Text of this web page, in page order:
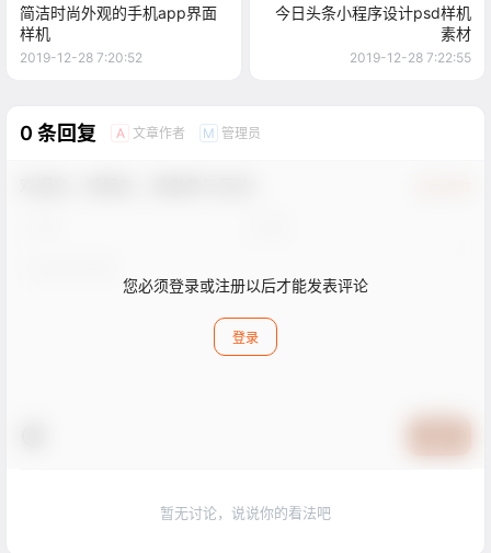
简洁时尚外观的手机app界面
样机
2019-12-28 7:20:52
今日头条小程序设计psd样机
素材
2019-12-28 7:22:55
0 条回复 A 文章作者 M 管理员
您必须登录或注册以后才能发表评论
登录
暂无讨论，说说你的看法吧